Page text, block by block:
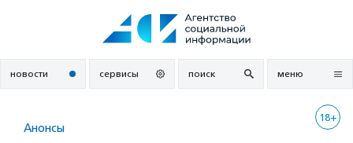
новости сервисы поиск меню
18+
Анонсы